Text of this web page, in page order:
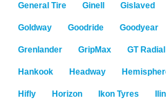
General Tire Ginell Gislaved
Goldway Goodride Goodyear
Grenlander GripMax GT Radial
Hankook Headway
Hifly Horizon Ikon Tyres